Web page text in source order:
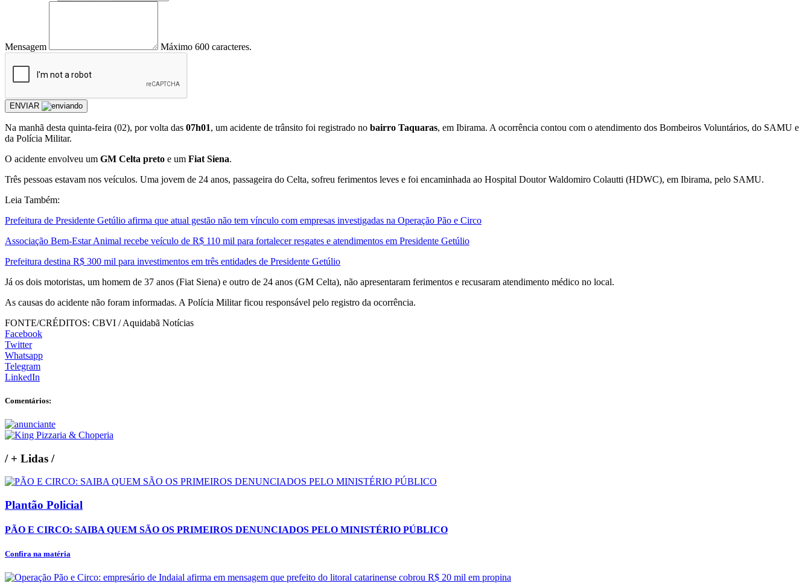
Mensagem Máximo 600 caracteres.
ENVIAR
Na manhã desta quinta-feira (02), por volta das 07h01, um acidente de trânsito foi registrado no bairro Taquaras, em Ibirama. A ocorrência contou com o atendimento dos Bombeiros Voluntários, do SAMU e
da Polícia Militar.
O acidente envolveu um GM Celta preto e um Fiat Siena.
Três pessoas estavam nos veículos. Uma jovem de 24 anos, passageira do Celta, sofreu ferimentos leves e foi encaminhada ao Hospital Doutor Waldomiro Colautti (HDWC), em Ibirama, pelo SAMU.
Leia Também:
Prefeitura de Presidente Getúlio afirma que atual gestão não tem vínculo com empresas investigadas na Operação Pão e Circo
Associação Bem-Estar Animal recebe veículo de R$ 110 mil para fortalecer resgates e atendimentos em Presidente Getúlio
Prefeitura destina R$ 300 mil para investimentos em três entidades de Presidente Getúlio
Já os dois motoristas, um homem de 37 anos (Fiat Siena) e outro de 24 anos (GM Celta), não apresentaram ferimentos e recusaram atendimento médico no local.
As causas do acidente não foram informadas. A Polícia Militar ficou responsável pelo registro da ocorrência.
FONTE/CRÉDITOS: CBVI / Aquidabã Notícias
Facebook
Twitter
Whatsapp
Telegram
LinkedIn
Comentários:
/+ Lidas /
Plantão Policial
PÃO E CIRCO: SAIBA QUEM SÃO OS PRIMEIROS DENUNCIADOS PELO MINISTÉRIO PÚBLICO
Confira na matéria